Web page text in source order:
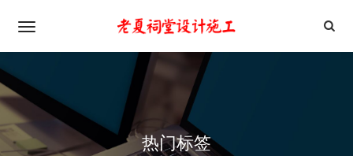
热门标签